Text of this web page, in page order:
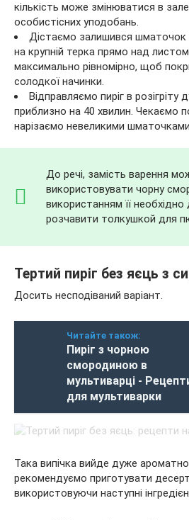
кількість може змінюватися в
особистісних уподобань.
Дістаємо залишився шматочок
на крупній терка прямо над
максимально рівномірно, щоб
солодкої начинки.
Відправляємо пиріг в розігріту
приблизно на 40 хвилин. Чекаємо
нарізаємо невеликими
До речі, замість варення
використовувати чорну
використанням її
розчавити толкушкой для
Тертий пиріг без яєць з
Досить несподіваний варіант.
Читайте також:
Пиріг з чорною
смородиною в
мультиварці -
для мультиварки
Така випічка вийде дуже
рекомендуємо приготувати
використовуючи наступні